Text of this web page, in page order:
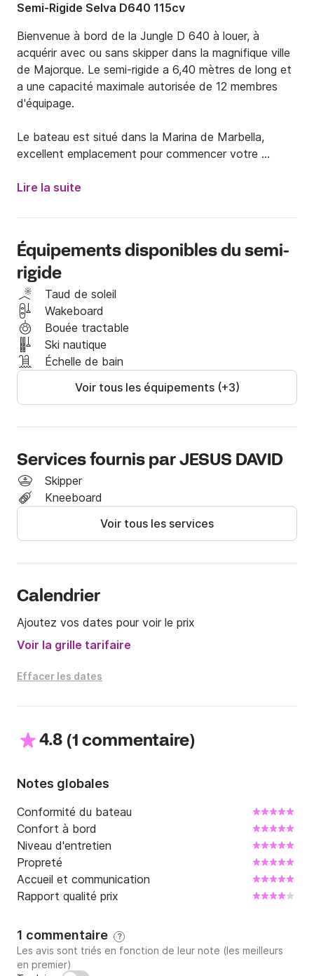
Semi-Rigide Selva D640 115cv
Bienvenue à bord de la Jungle D 640 à louer, à
acquérir avec ou sans skipper dans la magnifique ville
de Majorque. Le semi-rigide a 6,40 mètres de long et
a une capacité maximale autorisée de 12 membres
d'équipage.
Le bateau est situé dans la Marina de Marbella,
excellent emplacement pour commencer votre
auvent bimini pour se protéger du soleil et un spacieux
solarium à l'avant.
En cas de ne pas avoir la licence nécessaire vous
devez savoir que nous vous approchons de la
possibilité d'acquérir les services d'un employeur
professionnel ayant une connaissance approfondie
de la région, les prix sont les suivants (bateau +
skipper):
- 1hs: 140 €
- 2hs: 250 €
- 4hs: 420 €
(si le capitaine a la capacité maximale de l'équipage, il
Nous attendons vos messages et vos réservations!
N'hésitez pas à nous contacter pour toute
préoccupation éventuelle.
Salutations!
Lire la suite
Équipements disponibles du semi-
rigide
Taud de soleil
Wakeboard
Bouée tractable
Ski nautique
Échelle de bain
Voir tous les équipements (+3)
Services fournis par JESUS DAVID
Skipper
Kneeboard
Voir tous les services
Calendrier
Ajoutez vos dates pour voir le prix
Voir la grille tarifaire
Effacer les dates
4.8 (1 commentaire)
Notes globales
Conformité du bateau
Confort à bord
Niveau d'entretien
Propreté
Accueil et communication
Rapport qualité prix
1 commentaire ?
Les avis sont triés en fonction de leur note (les meilleurs
en premier)